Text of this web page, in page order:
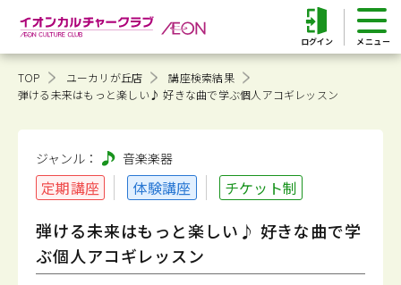
ログイン
TOP ユーカリが丘店
講座検索結果
弾ける未来はもっと楽しい♪ 好きな曲で学ぶ個人アコギレッスン
ジャンル： 音楽楽器
定期講座 体験講座 チケット制
弾ける未来はもっと楽しい♪ 好きな曲で学
ぶ個人アコギレッスン